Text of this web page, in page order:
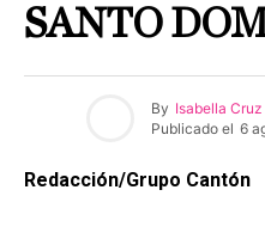
SANTO
By Isabella Cruz
Publicado el 6
Redacción/Grupo Cantón